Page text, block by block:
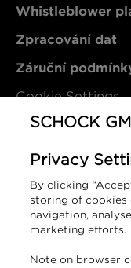
Whistleblower
Zpracování dat
Záruční
Cookie Settings
SCHOCK GmbH
Hofbauerstraße 1
94209 Regen
Německo
SCHOCK
Privacy
By clicking
storing of cookies
navigation,
marketing efforts.
Note on browser